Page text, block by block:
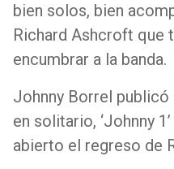
bien solos, bien
Richard Ashcroft que
encumbrar a la banda.
Johnny Borrel publicó
en solitario, ‘Johnny
abierto el regreso de